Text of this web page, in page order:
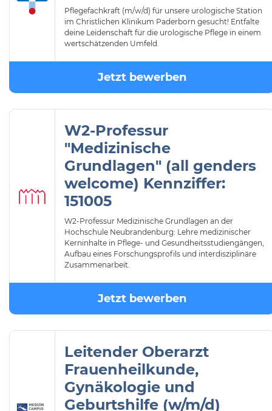
Pflegefachkraft (m/w/d) für unsere urologische Station
im Christlichen Klinikum Paderborn gesucht! Entfalte
deine Leidenschaft für die urologische Pflege in einem
wertschätzenden Umfeld.
Jetzt bewerben
W2-Professur
"Medizinische
Grundlagen" (all genders
welcome) Kennziffer:
151005
W2-Professur Medizinische Grundlagen an der
Hochschule Neubrandenburg: Lehre medizinischer
Kerninhalte in Pflege- und Gesundheitsstudiengängen,
Aufbau eines Forschungsprofils und interdisziplinäre
Zusammenarbeit.
Jetzt bewerben
Leitender Oberarzt
Frauenheilkunde,
Gynäkologie und
Geburtshilfe (w/m/d)